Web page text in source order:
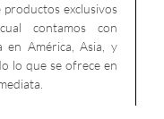
exclusivos
contamos con
en América, Asia, y
lo que se ofrece en